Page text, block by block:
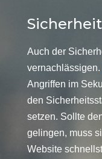
Sicherheit
Auch der
vernachlässigen.
Angriffen im
den
setzen. Sollte
gelingen, muss
Website